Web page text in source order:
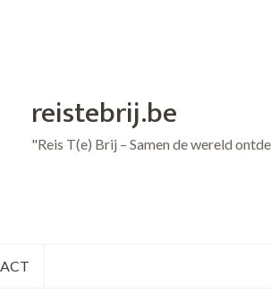
reistebrij.be
"Reis T(e) Brij – Samen de wereld